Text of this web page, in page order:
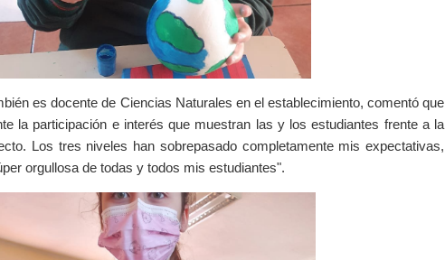
es docente de Ciencias Naturales en el establecimiento, comentó que
la participación e interés que muestran las y los estudiantes frente a la
Los tres niveles han sobrepasado completamente mis expectativas,
orgullosa de todas y todos mis estudiantes".